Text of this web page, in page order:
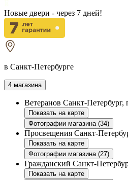
Новые двери - через 7 дней!
в Санкт-Петербурге
4 магазина
Ветеранов Санкт-
Показать на карте
Фотографии магазина (34)
Просвещения Санкт-
Показать на карте
Фотографии магазина (27)
Гражданский Санкт-
Показать на карте